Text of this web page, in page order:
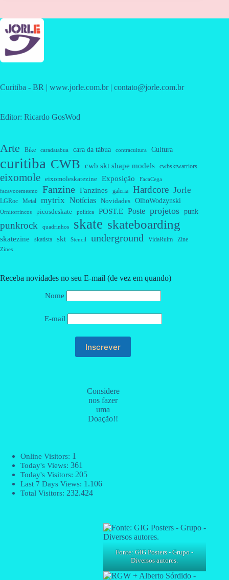
Curitiba - BR | www.jorle.com.br | contato@jorle.com.br
Editor: Ricardo GosWod
Arte Bike caradatabua cara da tábua contracultura Cultura
curitiba CWB cwb skt shape models cwbsktwarriors
eixomole eixomoleskatezine Exposição FacaCega
facavocemesmo Fanzine Fanzines galeria Hardcore Jorle
LGRoc Metal mytrix Notícias Novidades OlhoWodzynski
Ornitorrincos picosdeskate política POST.E Poste projetos punk
punkrock quadrinhos skate skateboarding
skatezine skatista skt Stencil underground VidaRuim Zine
Zines
Receba novidades no seu E-mail (de vez em quando)
Nome
E-mail
Considere
nos fazer
uma
Doação!!
Online Visitors: 1
Today's Views: 361
Today's Visitors: 205
Last 7 Days Views: 1.106
Total Visitors: 232.424
Fonte: GIG Posters - Grupo -
Diversos autores.